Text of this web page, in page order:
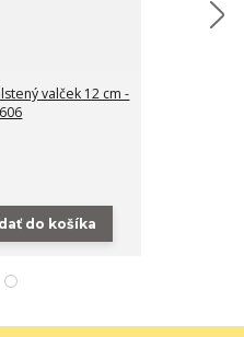
valček 12 cm -
do košíka